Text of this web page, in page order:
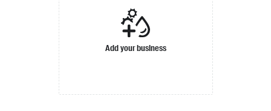
Add your business